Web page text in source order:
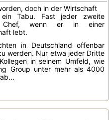
doch in der Wirtschaft
ein Tabu. Fast jeder zweite
Chef, wenn er in einer
lebt.
in Deutschland offenbar
werden. Nur etwa jeder Dritte
in seinem Umfeld, wie
Group unter mehr als 4000